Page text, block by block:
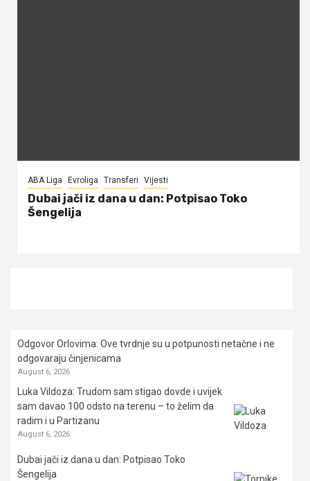
ABA Liga Evroliga Transferi Vijesti
Dubai jači iz dana u dan: Potpisao Toko
Šengelija
Odgovor Orlovima: ​Ove tvrdnje su u potpunosti netačne i ne
odgovaraju činjenicama
August 6, 2026
Luka Vildoza: Trudom sam stigao dovde i uvijek
sam davao 100 odsto na terenu – to želim da
radim i u Partizanu
August 6, 2026
Dubai jači iz dana u dan: Potpisao Toko
Šengelija